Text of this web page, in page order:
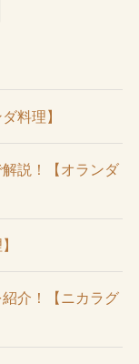
料理】
説！【オランダ
介！【ニカラグ